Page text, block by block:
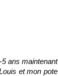
ans maintenant
et mon pote